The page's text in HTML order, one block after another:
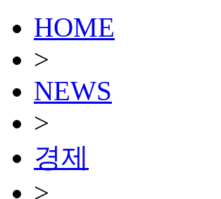
HOME
>
NEWS
>
경제
>